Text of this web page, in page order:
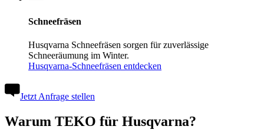
Schneefräsen
Husqvarna Schneefräsen sorgen für zuverlässige
Schneeräumung im Winter.
Husqvarna-Schneefräsen entdecken
Jetzt Anfrage stellen
Warum TEKO für Husqvarna?